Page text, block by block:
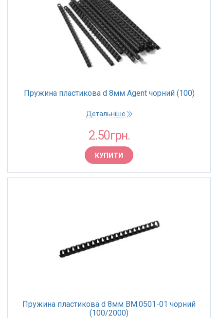
Пружина пластикова d 8мм Agent чорний (100)
Детальніше
2.50грн.
КУПИТИ
Пружина пластикова d 8мм BM.0501-01 чорний
(100/2000)